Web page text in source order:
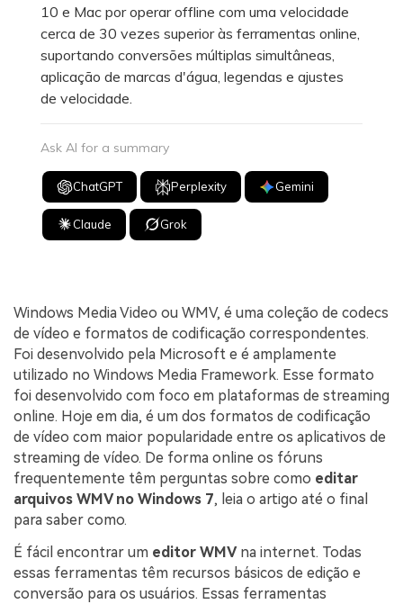
10 e Mac por operar offline com uma velocidade
cerca de 30 vezes superior às ferramentas online,
suportando conversões múltiplas simultâneas,
aplicação de marcas d'água, legendas e ajustes
de velocidade.
Ask AI for a summary
ChatGPT Perplexity Gemini
Claude Grok
Windows Media Video ou WMV, é uma coleção de codecs
de vídeo e formatos de codificação correspondentes.
Foi desenvolvido pela Microsoft e é amplamente
utilizado no Windows Media Framework. Esse formato
foi desenvolvido com foco em plataformas de streaming
online. Hoje em dia, é um dos formatos de codificação
de vídeo com maior popularidade entre os aplicativos de
streaming de vídeo. De forma online os fóruns
frequentemente têm perguntas sobre como editar
arquivos WMV no Windows 7, leia o artigo até o final
para saber como.
É fácil encontrar um editor WMVna internet. Todas
essas ferramentas têm recursos básicos de edição e
conversão para os usuários. Essas ferramentas